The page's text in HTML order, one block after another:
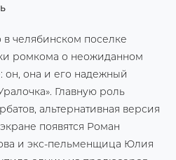
челябинском поселке
ромкома о неожиданном
он, она и его надежный
Главную роль
альтернативная версия
появятся Роман
и экс-пельменщица Юлия